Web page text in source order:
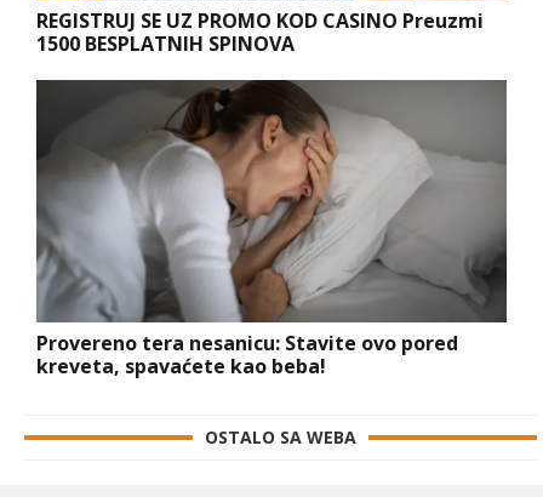
REGISTRUJ SE UZ PROMO KOD CASINO Preuzmi
1500 BESPLATNIH SPINOVA
Provereno tera nesanicu: Stavite ovo pored
kreveta, spavaćete kao beba!
OSTALO SA WEBA